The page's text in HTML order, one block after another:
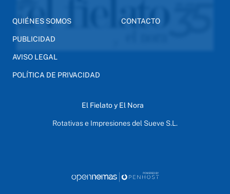
QUIÉNES SOMOS
PUBLICIDAD
AVISO LEGAL
POLÍTICA DE PRIVACIDAD
CONTACTO
El Fielato y El Nora
Rotativas e Impresiones del Sueve S.L.